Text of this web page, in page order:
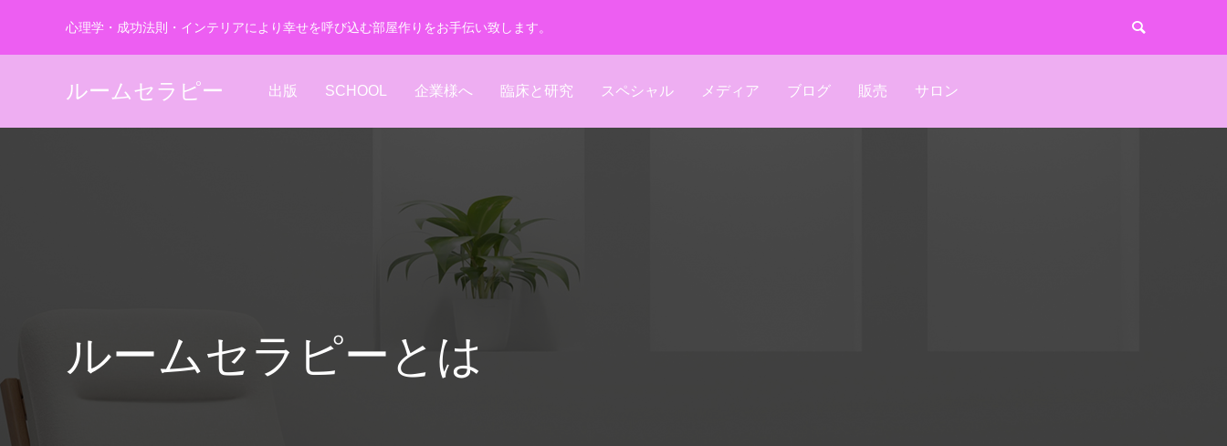
心理学・成功法則・インテリアにより幸せを呼び込む部屋作りをお手伝い致します。
ルームセラピー 出版 SCHOOL 企業様へ 臨床と研究 スペシャル メディア ブログ 販売 サロン
ルームセラピーとは